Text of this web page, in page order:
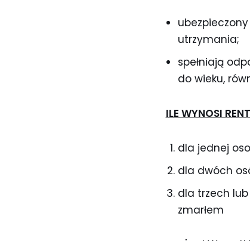
utrzymania;
spełniają
do wieku,
ILE WYNOSI
dla jednej
dla dwóch
dla trzech lub
zmarłem